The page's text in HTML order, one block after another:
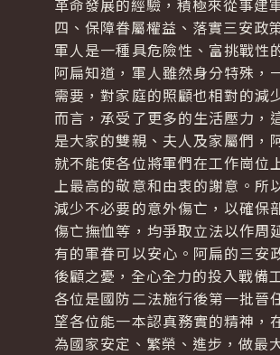
革命發展的經驗，積極來從事建
四、保障眷屬權益、落實三安政
軍人是一種具危險性、富挑戰性
阿扁知道，軍人雖然身分特殊，
需要，對家庭的照顧也相對的減
而言，承受了更多的生活壓力，
是大家的雙親、夫人及家屬們，
就不能使各位將軍們在工作崗位
上最高的敬意和由衷的謝意。所
減少不必要的意外傷亡，以確保
傷亡撫恤等，均爭取立法以作周
有的軍眷可以安心。阿扁的三安
後顧之憂，全心全力的投入戰備
各位是國防二法施行後第一批晉
望各位能一本認真務實的精神，
為國家安定、繁榮、進步，做最